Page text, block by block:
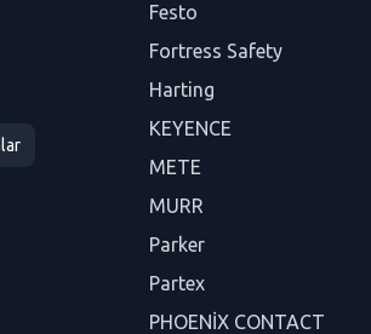
Festo
Fortress Safety
Harting
KEYENCE
METE
MURR
Parker
Partex
PHOENİX CONTACT